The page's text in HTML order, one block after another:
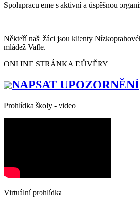
Spolupracujeme s aktivní a úspěšnou
Někteří naši žáci jsou klienty
mládež Vafle.
ONLINE STRÁNKA DŮVĚRY
NAPSAT UPOZORNĚNÍ
Prohlídka školy - video
Virtuální prohlídka